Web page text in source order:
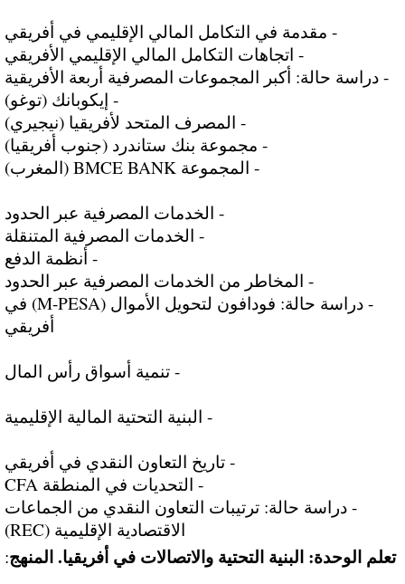
- مقدمة في التكامل المالي الإقليمي في أفريقي
- اتجاهات التكامل المالي الإقليمي الأفريقي
- دراسة حالة: أكبر المجموعات المصرفية أربعة الأفريقية
- إيكوبانك (توغو)
- المصرف المتحد لأفريقيا (نيجيري)
- مجموعة بنك ستاندرد (جنوب أفريقيا)
- المجموعة BMCE BANK (المغرب)
- الخدمات المصرفية عبر الحدود
- الخدمات المصرفية المتنقلة
- أنظمة الدفع
- المخاطر من الخدمات المصرفية عبر الحدود
- دراسة حالة: فودافون لتحويل الأموال (M-PESA) في
أفريقي
- تنمية أسواق رأس المال
- البنية التحتية المالية الإقليمية
- تاريخ التعاون النقدي في أفريقي
- التحديات في المنطقة CFA
- دراسة حالة: ترتيبات التعاون النقدي من الجماعات
الاقتصادية الإقليمية (REC)
تعلم الوحدة: البنية التحتية والاتصالات في أفريقيا. المنهج: